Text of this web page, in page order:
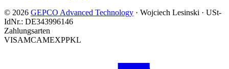
© 2026 GEPCO Advanced Technology · Wojciech Lesinski · USt-
IdNr.: DE343996146
Zahlungsarten
VISAMCAMEXPPKL